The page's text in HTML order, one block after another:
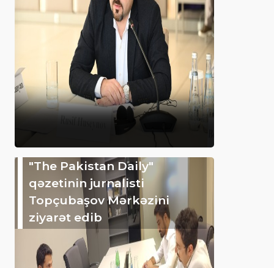
"The Pakistan Daily"
qəzetinin jurnalisti
Topçubaşov Mərkəzini
ziyarət edib